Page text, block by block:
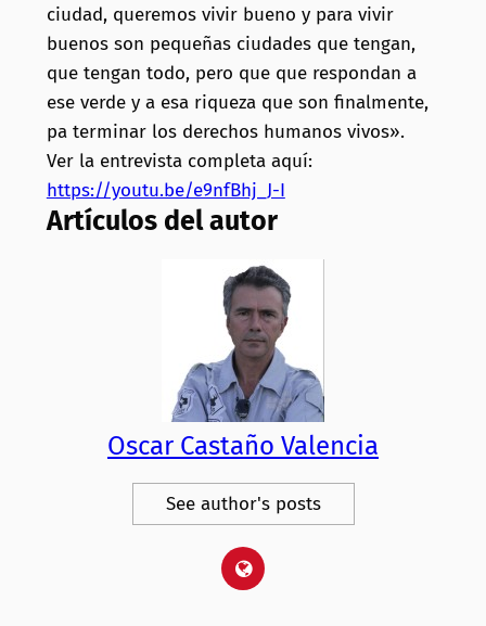
ciudad, queremos vivir bueno y para vivir
buenos son pequeñas ciudades que tengan,
que tengan todo, pero que que respondan a
ese verde y a esa riqueza que son finalmente,
pa terminar los derechos humanos vivos».
Ver la entrevista completa aquí:
https://youtu.be/e9nfBhj_J-I
Artículos del autor
Oscar Castaño Valencia
See author's posts